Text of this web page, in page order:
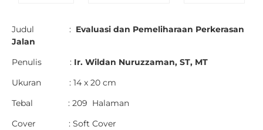
Judul : Evaluasi dan Pemeliharaan Perkerasan
Jalan
Penulis : Ir. Wildan Nuruzzaman, ST, MT
Ukuran : 14 x 20 cm
Tebal : 209 Halaman
Cover : Soft Cover